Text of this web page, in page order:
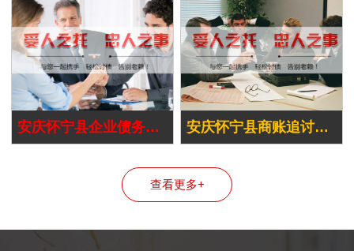
安庆怀宁县企业债务追讨 安庆怀宁县商账追讨清欠
查看更多+